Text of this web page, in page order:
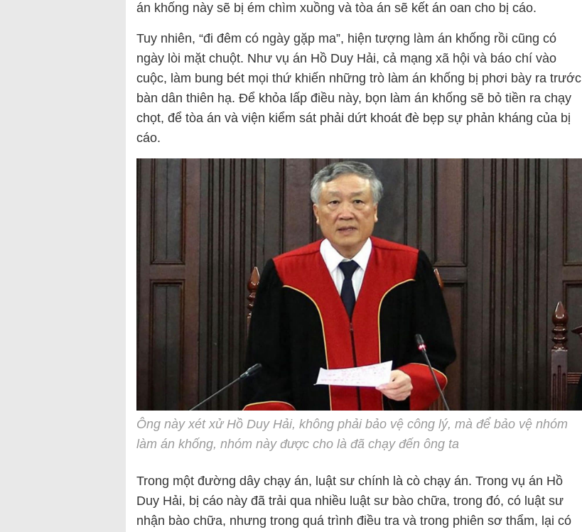
án khống này sẽ bị ém chìm xuồng và tòa án sẽ kết án oan cho bị cáo.
Tuy nhiên, “đi đêm có ngày gặp ma”, hiện tượng làm án khống rồi cũng có
ngày lòi mặt chuột. Như vụ án Hồ Duy Hải, cả mạng xã hội và báo chí vào
cuộc, làm bung bét mọi thứ khiến những trò làm án khống bị phơi bày ra trước
bàn dân thiên hạ. Để khỏa lấp điều này, bọn làm án khống sẽ bỏ tiền ra chạy
chọt, để tòa án và viện kiểm sát phải dứt khoát đè bẹp sự phản kháng của bị
cáo.
Ông này xét xử Hồ Duy Hải, không phải bảo vệ công lý, mà để bảo vệ nhóm
làm án khống, nhóm này được cho là đã chạy đến ông ta
Trong một đường dây chạy án, luật sư chính là cò chạy án. Trong vụ án Hồ
Duy Hải, bị cáo này đã trải qua nhiều luật sư bào chữa, trong đó, có luật sư
nhận bào chữa, nhưng trong quá trình điều tra và trong phiên sơ thẩm, lại có